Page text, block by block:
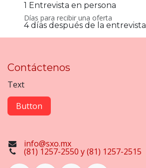
1 Entrevista en persona
Días para recibir una oferta
4 días después de la entrevista
Contáctenos
Text
Button
info@sxo.mx
(81) 1257-2550 y (81) 1257-2515